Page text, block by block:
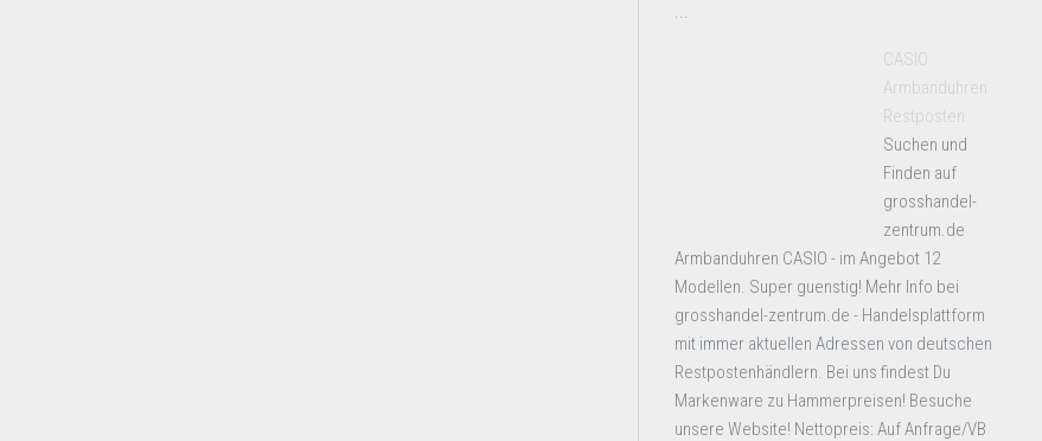
...
CASIO
Armbanduhren
Restposten
Suchen und
Finden auf
grosshandel-
zentrum.de
Armbanduhren CASIO - im Angebot 12
Modellen. Super guenstig! Mehr Info bei
grosshandel-zentrum.de - Handelsplattform
mit immer aktuellen Adressen von deutschen
Restpostenhändlern. Bei uns findest Du
Markenware zu Hammerpreisen! Besuche
unsere Website! Nettopreis: Auf Anfrage/VB